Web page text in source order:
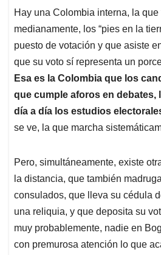
A
p
p
o
k
d
n
d
Hay una Colombia interna, la
medianamente, los “pies en la
puesto de votación y que asiste
que su voto sí representa un
Esa es la Colombia que los
que cumple aforos en debates,
día a día los estudios
se ve, la que marcha
Pero, simultáneamente, existe
la distancia, que también
consulados, que lleva su cédula
una reliquia, y que deposita su
muy probablemente, nadie en
con premurosa atención lo que